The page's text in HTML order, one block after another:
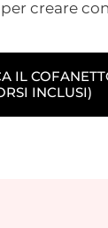
creare
IL
INCLUSI)